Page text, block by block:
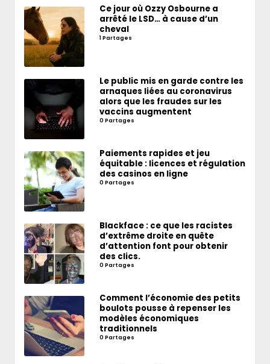
Ce jour où Ozzy Osbourne a
arrêté le LSD… à cause d’un
cheval
1 Partages
Le public mis en garde contre les
arnaques liées au coronavirus
alors que les fraudes sur les
vaccins augmentent
0 Partages
Paiements rapides et jeu
équitable : licences et régulation
des casinos en ligne
0 Partages
Blackface : ce que les racistes
d’extrême droite en quête
d’attention font pour obtenir
des clics.
0 Partages
Comment l’économie des petits
boulots pousse à repenser les
modèles économiques
traditionnels
0 Partages